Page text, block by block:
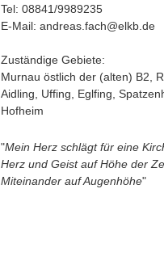
Tel: 08841/9989235
E-Mail: andreas.fach@elkb.de
Zuständige Gebiete:
Murnau östlich der (alten) B2,
Aidling, Uffing, Eglfing,
Hofheim
"Mein Herz schlägt für eine
Herz und Geist auf Höhe der
Miteinander auf Augenhöhe"